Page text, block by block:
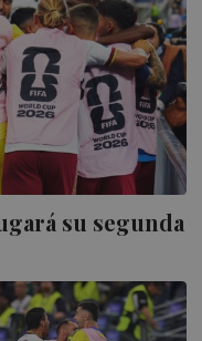
su segunda